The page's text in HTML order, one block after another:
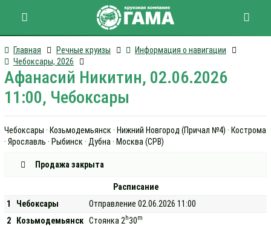
Главная Речные круизы
Информация о навигации
Чебоксары, 2026
Афанасий Никитин, 02.06.2026
11:00, Чебоксары
Чебоксары · Козьмодемьянск · Нижний Новгород (Причал №4) · Кострома
· Ярославль · Рыбинск · Дубна · Москва (СРВ)
Продажа закрыта
Расписание
1
Чебоксары
Отправление 02.06.2026 11:00
2
Козьмодемьянск Стоянка 2 h30m